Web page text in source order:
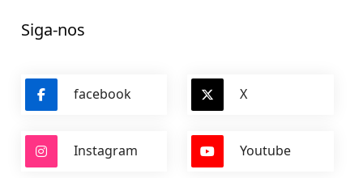
Siga-nos
facebook X
Instagram Youtube